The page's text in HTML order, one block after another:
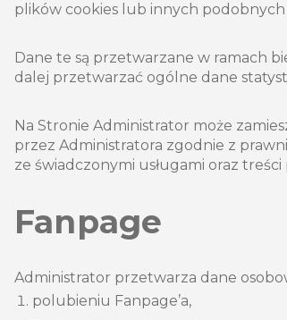
plików cookies lub innych
Dane te są przetwarzane w ramach
dalej przetwarzać ogólne dane
Na Stronie Administrator może
przez Administratora zgodnie z
ze świadczonymi usługami oraz
Fanpage
Administrator przetwarza dane
polubieniu Fanpage’a,